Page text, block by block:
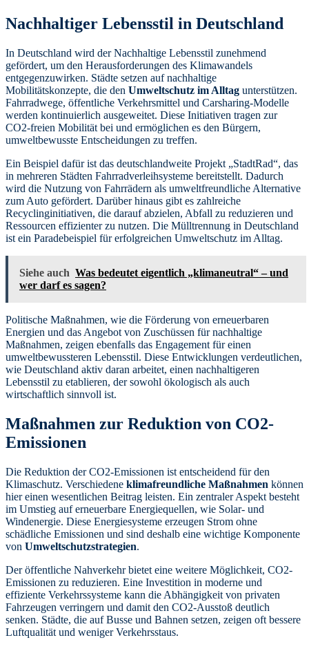
Nachhaltiger Lebensstil in Deutschland
In Deutschland wird der Nachhaltige Lebensstil zunehmend
gefördert, um den Herausforderungen des Klimawandels
entgegenzuwirken. Städte setzen auf nachhaltige
Mobilitätskonzepte, die den Umweltschutz im Alltag unterstützen.
Fahrradwege, öffentliche Verkehrsmittel und Carsharing-Modelle
werden kontinuierlich ausgeweitet. Diese Initiativen tragen zur
CO2-freien Mobilität bei und ermöglichen es den Bürgern,
umweltbewusste Entscheidungen zu treffen.
Ein Beispiel dafür ist das deutschlandweite Projekt „StadtRad“, das
in mehreren Städten Fahrradverleihsysteme bereitstellt. Dadurch
wird die Nutzung von Fahrrädern als umweltfreundliche Alternative
zum Auto gefördert. Darüber hinaus gibt es zahlreiche
Recyclinginitiativen, die darauf abzielen, Abfall zu reduzieren und
Ressourcen effizienter zu nutzen. Die Mülltrennung in Deutschland
ist ein Paradebeispiel für erfolgreichen Umweltschutz im Alltag.
Siehe auch Was bedeutet eigentlich „klimaneutral“ – und
wer darf es sagen?
Politische Maßnahmen, wie die Förderung von erneuerbaren
Energien und das Angebot von Zuschüssen für nachhaltige
Maßnahmen, zeigen ebenfalls das Engagement für einen
umweltbewussteren Lebensstil. Diese Entwicklungen verdeutlichen,
wie Deutschland aktiv daran arbeitet, einen nachhaltigeren
Lebensstil zu etablieren, der sowohl ökologisch als auch
wirtschaftlich sinnvoll ist.
Maßnahmen zur Reduktion von CO2-
Emissionen
Die Reduktion der CO2-Emissionen ist entscheidend für den
Klimaschutz. Verschiedene klimafreundliche Maßnahmen können
hier einen wesentlichen Beitrag leisten. Ein zentraler Aspekt besteht
im Umstieg auf erneuerbare Energiequellen, wie Solar- und
Windenergie. Diese Energiesysteme erzeugen Strom ohne
schädliche Emissionen und sind deshalb eine wichtige Komponente
von Umweltschutzstrategien.
Der öffentliche Nahverkehr bietet eine weitere Möglichkeit, CO2-
Emissionen zu reduzieren. Eine Investition in moderne und
effiziente Verkehrssysteme kann die Abhängigkeit von privaten
Fahrzeugen verringern und damit den CO2-Ausstoß deutlich
senken. Städte, die auf Busse und Bahnen setzen, zeigen oft bessere
Luftqualität und weniger Verkehrsstaus.